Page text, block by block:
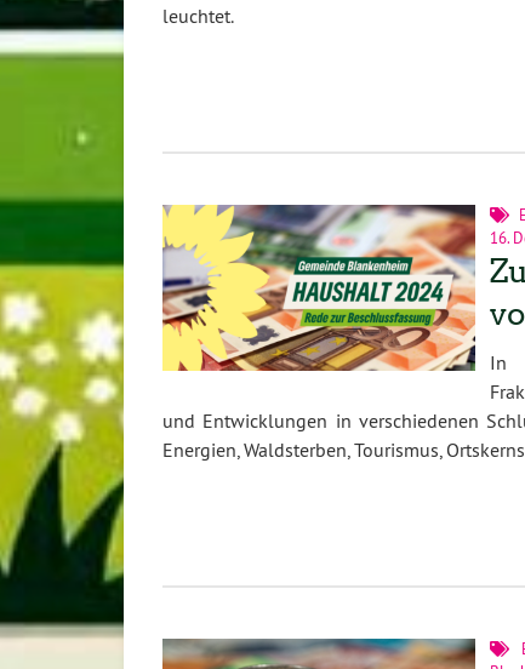
leuchtet.
16.
In
und Entwicklungen in verschiedenen
Energien, Waldsterben, Tourismus,